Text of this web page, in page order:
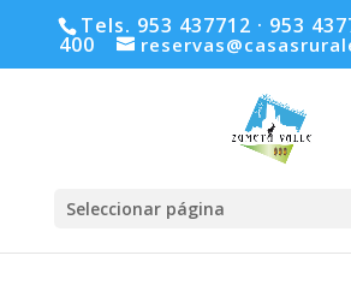
Tels. 953 437712 · 953
400
Seleccionar página